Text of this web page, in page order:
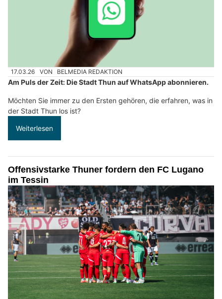
17.03.26 VON BELMEDIA REDAKTION
Am Puls der Zeit: Die Stadt Thun auf WhatsApp abonnieren.
Möchten Sie immer zu den Ersten gehören, die erfahren, was in
der Stadt Thun los ist?
Weiterlesen
Offensivstarke Thuner fordern den FC Lugano
im Tessin